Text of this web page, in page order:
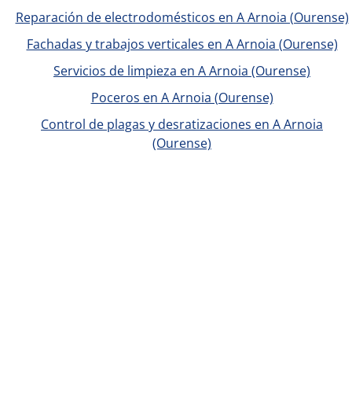
Reparación de electrodomésticos en A Arnoia (Ourense)
Fachadas y trabajos verticales en A Arnoia (Ourense)
Servicios de limpieza en A Arnoia (Ourense)
Poceros en A Arnoia (Ourense)
Control de plagas y desratizaciones en A Arnoia
(Ourense)